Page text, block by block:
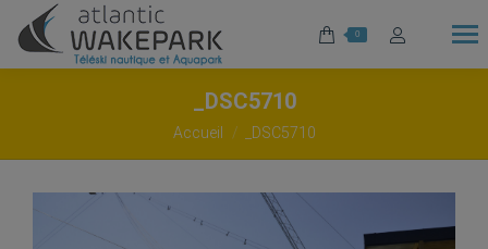
0
_DSC5710
Vous êtes ici :
Accueil _DSC5710